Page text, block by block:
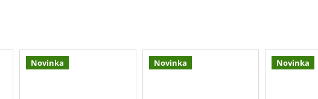
Novinka Novinka Novinka